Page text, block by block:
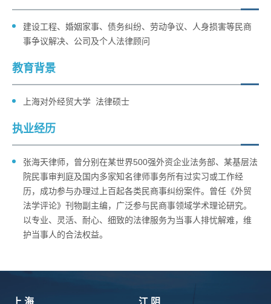
建设工程、婚姻家事、债务纠纷、劳动争议、人身损害等民商
事争议解决、公司及个人法律顾问
教育背景
上海对外经贸大学 法律硕士
执业经历
张海天律师，曾分别在某世界500强外资企业法务部、某基层法
院民事审判庭及国内多家知名律师事务所有过实习或工作经
历，成功参与办理过上百起各类民商事纠纷案件。曾任《外贸
法学评论》刊物副主编，广泛参与民商事领域学术理论研究。
以专业、灵活、耐心、细致的法律服务为当事人排忧解难，维
护当事人的合法权益。
上 海 江 阴